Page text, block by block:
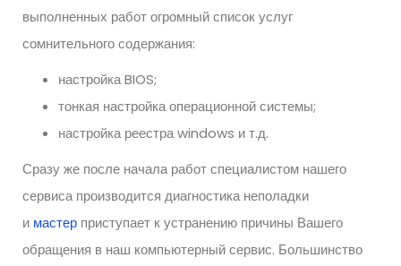
выполненных работ огромный список услуг
сомнительного содержания:
настройка BIOS;
тонкая настройка операционной системы;
настройка реестра windows и т.д.
Сразу же после начала работ специалистом нашего
сервиса производится диагностика неполадки
и мастер приступает к устранению причины Вашего
обращения в наш компьютерный сервис. Большинство